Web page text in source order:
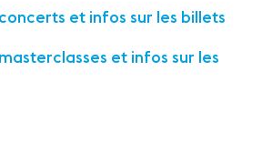
et infos sur les billets
et infos sur les